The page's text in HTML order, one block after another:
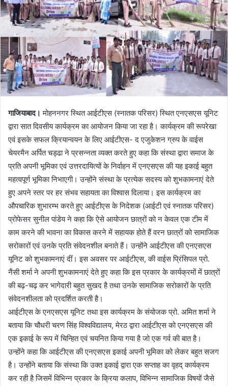
गाजियाबाद। मोहननगर स्थित आईटीएस (स्नातक परिसर) स्थित एनएसएस यूनिट
द्वारा सात दिवसीय कार्यक्रम का आयोजन किया जा रहा है। कार्यक्रम की रूपरेखा
एवं इसके सफल क्रियान्वयन के लिए आईटीएस- द एजुकेशन ग्रुप के वाईस
चेयरमैन अर्पित चड्ढा ने प्रसन्नता व्यक्त करते हुए कहा कि संस्था द्वारा समाज के
प्रति अपनी भूमिका एवं उत्तरदायित्यों के निर्वाहन में एनएसएस की यह इकाई बहुत
महत्वपूर्ण भूमिका निभाएगी। उन्होंने संस्था के प्रत्येक सदस्य को शुभकामनाएं देते
हुए अपने स्तर पर हर संभव सहायता का विश्वास दिलाया। इस कार्यक्रम का
औपचारिक शुभारम्भ करते हुए आईटीएस के निदेशक (आईटी एवं स्नातक परिसर)
प्रोफेसर सुनील पांडेय ने कहा कि ऐसे आयोजन छात्रों को न केवल एक टीम में
काम करने की भावना का विकास करने में सहायक होते हैं वरन छात्रों को सामाजिक
सरोकारों एवं उनके प्रति संवेदनशील बनाते हैं। उन्होंने आईटीएस की एनएसएस
यूनिट को शुभकामनाएं दीं। इस अवसर पर आईटीएस, की वाईस प्रिंसिपल प्रो.
नैंसी शर्मा ने अपनी शुभकामनाएं देते हुए कहा कि इस प्रकार के कार्यक्रमों में छात्रों
की बढ़-चढ़ कर भागेदारी बहुत सुखद है तथा उनके सामाजिक सरोकारों के प्रति
संवेदनशीलता को प्रदर्शित करती है।
आईटीएस के एनएसएस यूनिट तथा इस कार्यक्रम के संयोजक प्रो. अमित शर्मा ने
बताया कि चौधरी चरण सिंह विश्वविद्यालय, मेरठ द्वारा आईटीएस को एनएसएस की
एक इकाई के रूप में चिन्हित एवं चयनित किया गया है जो एक गर्व की बात है।
उन्होंने कहा कि आईटीएस की एनएसएस इकाई अपनी भूमिका को लेकर बहुत सजग
है। उन्होंने बताया कि संस्था कि उक्त इकाई द्वारा एक सप्ताह का वृहद् कार्यक्रम
कर रही है जिसमें विभिन्न प्रकार के क्रिया कलाप, विभिन्न सामाजिक विषयों जैसे